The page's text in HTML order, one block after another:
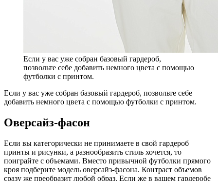
Если у вас уже собран базовый гардероб,
позвольте себе добавить немного цвета с помощью
футболки с принтом.
Если у вас уже собран базовый гардероб, позвольте себе
добавить немного цвета с помощью футболки с принтом.
Оверсайз-фасон
Если вы категорически не принимаете в свой гардероб
принты и рисунки, а разнообразить стиль хочется, то
поиграйте с объемами. Вместо привычной футболки прямого
кроя подберите модель оверсайз-фасона. Контраст объемов
сразу же преобразит любой образ. Если же в вашем гардеробе